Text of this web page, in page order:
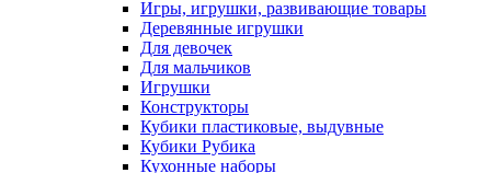
Игры, игрушки, развивающие товары
Деревянные игрушки
Для девочек
Для мальчиков
Игрушки
Конструкторы
Кубики пластиковые, выдувные
Кубики Рубика
Кухонные наборы